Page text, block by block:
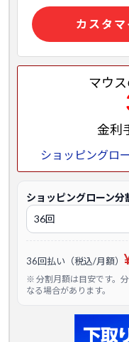
カスタ
マウ
金利
ショッピングロ
ショッピングローン
36回払い（税込/月額）
※ 分割月額は目安です。
なる場合があります。